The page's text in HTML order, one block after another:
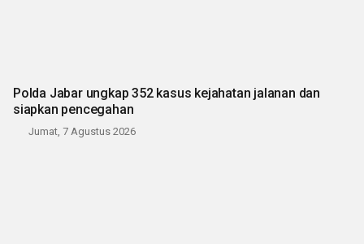
Polda Jabar ungkap 352 kasus kejahatan jalanan dan
siapkan pencegahan
Jumat, 7 Agustus 2026